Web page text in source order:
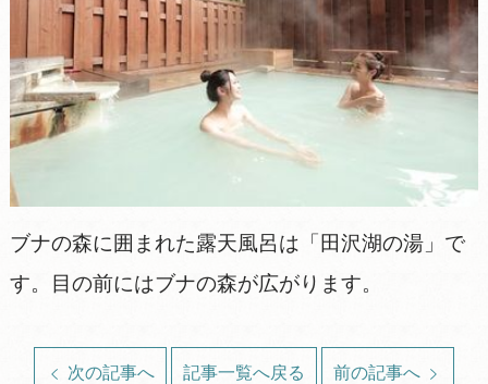
ブナの森に囲まれた露天風呂は「田沢湖の湯」で
す。目の前にはブナの森が広がります。
次の記事へ 記事一覧へ戻る 前の記事へ